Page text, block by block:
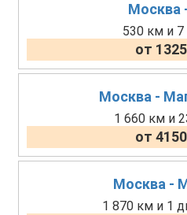
Москва
530 км и
от
Москва -
1 660 км и
от
Москва -
1 870 км и 1